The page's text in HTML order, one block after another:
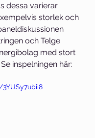
dessa varierar
storlek och
och Telge
med stort
inspelningen här: